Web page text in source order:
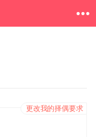
更改我的择偶要求